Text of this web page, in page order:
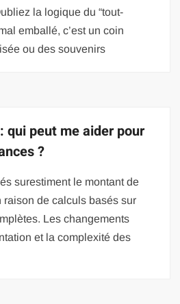
la logique du “tout-
emballé, c’est un coin
ou des souvenirs
qui peut me aider pour
?
surestiment le montant de
raison de calculs basés sur
Les changements
et la complexité des